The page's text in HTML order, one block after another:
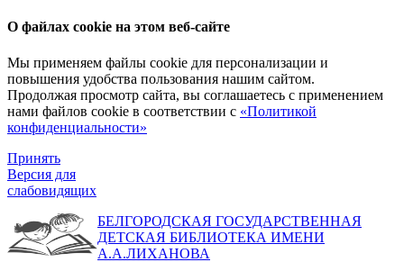
О файлах cookie на этом веб-сайте
Мы применяем файлы cookie для персонализации и
повышения удобства пользования нашим сайтом.
Продолжая просмотр сайта, вы соглашаетесь с применением
нами файлов cookie в соответствии с «Политикой
конфиденциальности»
Принять
Версия для
слабовидящих
БЕЛГОРОДСКАЯ ГОСУДАРСТВЕННАЯ
ДЕТСКАЯ БИБЛИОТЕКА ИМЕНИ
А.А.ЛИХАНОВА